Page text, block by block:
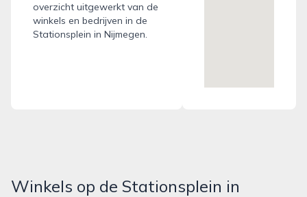
overzicht uitgewerkt van de
winkels en bedrijven in de
Stationsplein in Nijmegen.
Winkels op de Stationsplein in